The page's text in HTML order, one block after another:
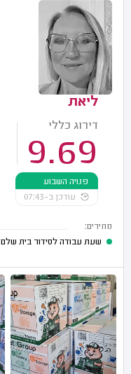
ליאת
דירוג כללי
9.69
פנויה השבוע
עודכן ב-07:43
מחירים:
שעת עבודה לסידור בית שלם